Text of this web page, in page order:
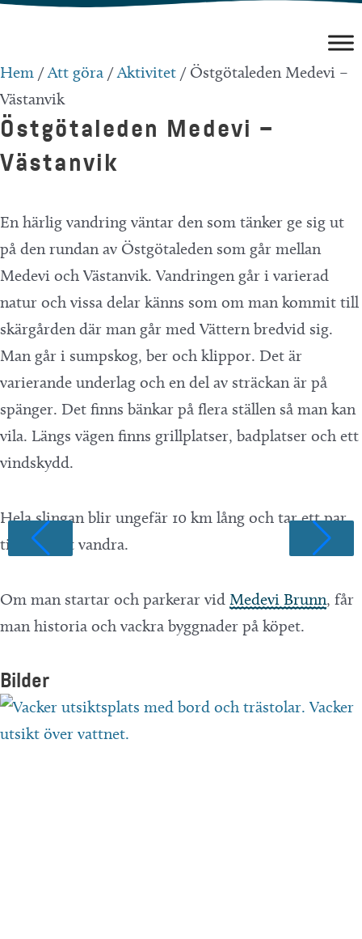
Hoppa
innehåll
Hem /Att göra /Aktivitet / Östgötaleden Medevi –
Västanvik
Östgötaleden Medevi –
Västanvik
En härlig vandring väntar den som tänker ge sig ut
på den rundan av Östgötaleden som går mellan
Medevi och Västanvik. Vandringen går i varierad
natur och vissa delar känns som om man kommit till
skärgården där man går med Vättern bredvid sig.
Man går i sumpskog, ber och klippor. Det är
varierande underlag och en del av sträckan är på
spänger. Det finns bänkar på flera ställen så man kan
vila. Längs vägen finns grillplatser, badplatser och ett
vindskydd.
Hela slingan blir ungefär 10 km lång och tar ett par
timmar att vandra.
Om man startar och parkerar vid Medevi Brunn, får
man historia och vackra byggnader på köpet.
Bilder